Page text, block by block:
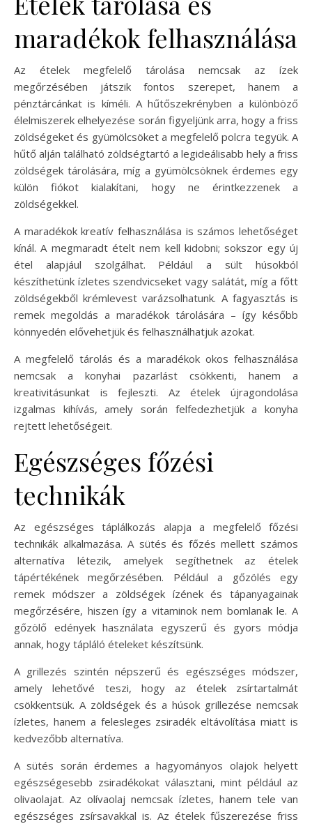
maradékok felhasználása
Az ételek megfelelő tárolása nemcsak az ízek
megőrzésében játszik fontos szerepet, hanem a
pénztárcánkat is kíméli. A hűtőszekrényben a különböző
élelmiszerek elhelyezése során figyeljünk arra, hogy a friss
zöldségeket és gyümölcsöket a megfelelő polcra tegyük. A
hűtő alján található zöldségtartó a legideálisabb hely a friss
zöldségek tárolására, míg a gyümölcsöknek érdemes egy
külön fiókot kialakítani, hogy ne érintkezzenek a
zöldségekkel.
A maradékok kreatív felhasználása is számos lehetőséget
kínál. A megmaradt ételt nem kell kidobni; sokszor egy új
étel alapjául szolgálhat. Például a sült húsokból
készíthetünk ízletes szendvicseket vagy salátát, míg a főtt
zöldségekből krémlevest varázsolhatunk. A fagyasztás is
remek megoldás a maradékok tárolására – így később
könnyedén elővehetjük és felhasználhatjuk azokat.
A megfelelő tárolás és a maradékok okos felhasználása
nemcsak a konyhai pazarlást csökkenti, hanem a
kreativitásunkat is fejleszti. Az ételek újragondolása
izgalmas kihívás, amely során felfedezhetjük a konyha
rejtett lehetőségeit.
Egészséges főzési
technikák
Az egészséges táplálkozás alapja a megfelelő főzési
technikák alkalmazása. A sütés és főzés mellett számos
alternatíva létezik, amelyek segíthetnek az ételek
tápértékének megőrzésében. Például a gőzölés egy
remek módszer a zöldségek ízének és tápanyagainak
megőrzésére, hiszen így a vitaminok nem bomlanak le. A
gőzölő edények használata egyszerű és gyors módja
annak, hogy tápláló ételeket készítsünk.
A grillezés szintén népszerű és egészséges módszer,
amely lehetővé teszi, hogy az ételek zsírtartalmát
csökkentsük. A zöldségek és a húsok grillezése nemcsak
ízletes, hanem a felesleges zsiradék eltávolítása miatt is
kedvezőbb alternatíva.
A sütés során érdemes a hagyományos olajok helyett
egészségesebb zsiradékokat választani, mint például az
olivaolajat. Az olívaolaj nemcsak ízletes, hanem tele van
egészséges zsírsavakkal is. Az ételek fűszerezése friss